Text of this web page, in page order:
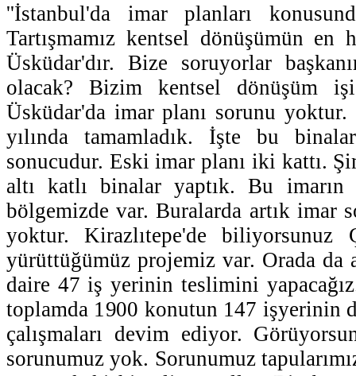
''İstanbul'da imar planları
Tartışmamız kentsel dönüşümün
Üsküdar'dır. Bize soruyorlar
olacak? Bizim kentsel dönüşüm
Üsküdar'da imar planı sorunu
yılında tamamladık. İşte bu
sonucudur. Eski imar planı iki kattı.
altı katlı binalar yaptık. Bu imarın
bölgemizde var. Buralarda artık imar
yoktur. Kirazlıtepe'de biliyorsunuz
yürüttüğümüz projemiz var. Orada da
daire 47 iş yerinin teslimini
toplamda 1900 konutun 147 işyerinin
çalışmaları devim ediyor.
sorunumuz yok. Sorunumuz